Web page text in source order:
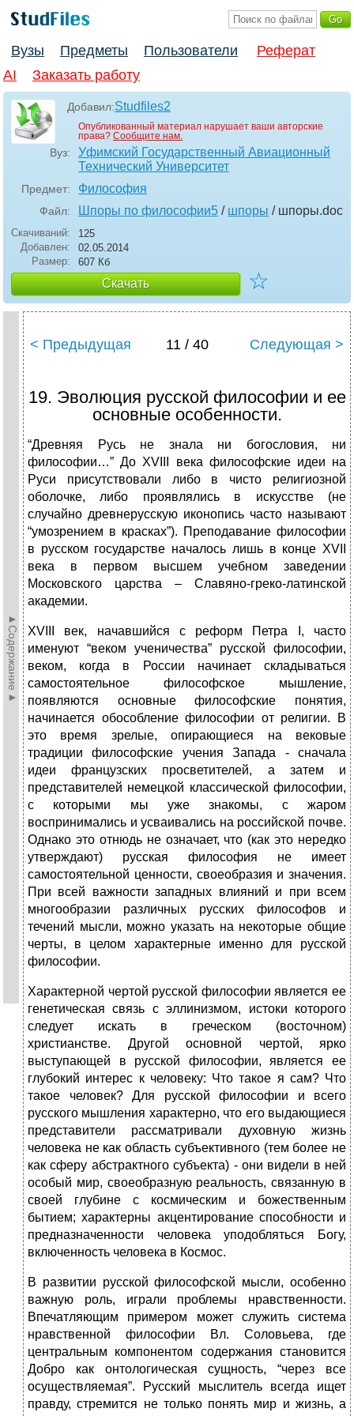
Вузы Предметы Пользователи
Реферат
AI
Заказать работу
Добавил:Studfiles2
Опубликованный материал нарушает ваши авторские
права? Сообщите нам.
Вуз:
Уфимский Государственный Авиационный
Технический Университет
Предмет: Философия
Файл: Шпоры по философии5 / шпоры / шпоры.doc
Скачиваний:
125
Добавлен:
02.05.2014
Размер:
607 Кб
Скачать ☆
►Содержание►
< Предыдущая 11 / 40 Следующая >
19. Эволюция русской философии и ее
основные особенности.
“Древняя Русь не знала ни богословия, ни
философии…” До XVIII века философские идеи на
Руси присутствовали либо в чисто религиозной
оболочке, либо проявлялись в искусстве (не
случайно древнерусскую иконопись часто называют
“умозрением в красках”). Преподавание философии
в русском государстве началось лишь в конце XVII
века в первом высшем учебном заведении
Московского царства – Славяно-греко-латинской
академии.
XVIII век, начавшийся с реформ Петра I, часто
именуют “веком ученичества” русской философии,
веком, когда в России начинает складываться
самостоятельное философское мышление,
появляются основные философские понятия,
начинается обособление философии от религии. В
это время зрелые, опирающиеся на вековые
традиции философские учения Запада - сначала
идеи французских просветителей, а затем и
представителей немецкой классической философии,
с которыми мы уже знакомы, с жаром
воспринимались и усваивались на российской почве.
Однако это отнюдь не означает, что (как это нередко
утверждают) русская философия не имеет
самостоятельной ценности, своеобразия и значения.
При всей важности западных влияний и при всем
многообразии различных русских философов и
течений мысли, можно указать на некоторые общие
черты, в целом характерные именно для русской
философии.
Характерной чертой русской философии является ее
генетическая связь с эллинизмом, истоки которого
следует искать в греческом (восточном)
христианстве. Другой основной чертой, ярко
выступающей в русской философии, является ее
глубокий интерес к человеку: Что такое я сам? Что
такое человек? Для русской философии и всего
русского мышления характерно, что его выдающиеся
представители рассматривали духовную жизнь
человека не как область субъективного (тем более не
как сферу абстрактного субъекта) - они видели в ней
особый мир, своеобразную реальность, связанную в
своей глубине с космическим и божественным
бытием; характерны акцентирование способности и
предназначенности человека уподобляться Богу,
включенность человека в Космос.
В развитии русской философской мысли, особенно
важную роль, играли проблемы нравственности.
Впечатляющим примером может служить система
нравственной философии Вл. Соловьева, где
центральным компонентом содержания становится
Добро как онтологическая сущность, “через все
осуществляемая”. Русский мыслитель всегда ищет
правду, стремится не только понять мир и жизнь, а